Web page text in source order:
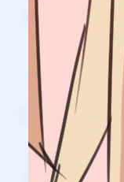
功能娱乐